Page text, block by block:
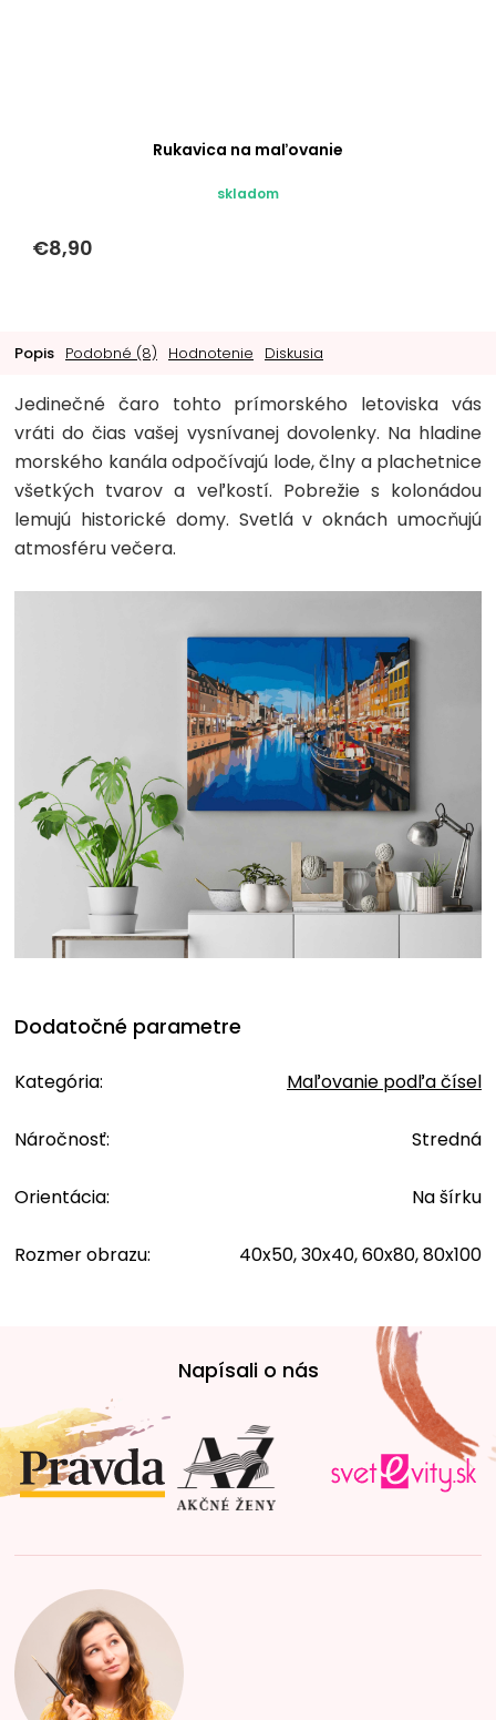
Rukavica na maľovanie
skladom
€8,90
Popis Podobné (8) Hodnotenie Diskusia
Jedinečné čaro tohto prímorského letoviska vás
vráti do čias vašej vysnívanej dovolenky. Na hladine
morského kanála odpočívajú lode, člny a plachetnice
všetkých tvarov a veľkostí. Pobrežie s kolonádou
lemujú historické domy. Svetlá v oknách umocňujú
atmosféru večera.
Dodatočné parametre
Kategória: Maľovanie podľa čísel
Náročnosť: Stredná
Orientácia: Na šírku
Rozmer obrazu: 40x50, 30x40, 60x80, 80x100
t
i
e
Napísali o nás